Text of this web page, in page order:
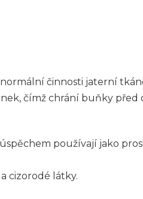
činnosti jaterní
čímž chrání buňky před
používají jako
cizorodé látky.